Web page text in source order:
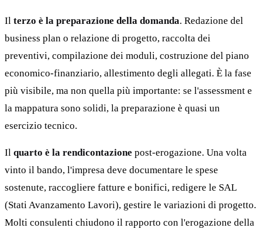
Il terzo è la preparazione della domanda. Redazione del
business plan o relazione di progetto, raccolta dei
preventivi, compilazione dei moduli, costruzione del piano
economico-finanziario, allestimento degli allegati. È la fase
più visibile, ma non quella più importante: se l'assessment e
la mappatura sono solidi, la preparazione è quasi un
esercizio tecnico.
Il quarto è la rendicontazione post-erogazione. Una volta
vinto il bando, l'impresa deve documentare le spese
sostenute, raccogliere fatture e bonifici, redigere le SAL
(Stati Avanzamento Lavori), gestire le variazioni di progetto.
Molti consulenti chiudono il rapporto con l'erogazione della